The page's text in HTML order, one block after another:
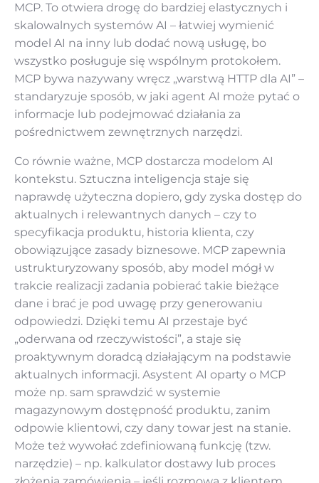
MCP. To otwiera drogę do bardziej elastycznych i
skalowalnych systemów AI – łatwiej wymienić
model AI na inny lub dodać nową usługę, bo
wszystko posługuje się wspólnym protokołem.
MCP bywa nazywany wręcz „warstwą HTTP dla AI” –
standaryzuje sposób, w jaki agent AI może pytać o
informacje lub podejmować działania za
pośrednictwem zewnętrznych narzędzi.
Co równie ważne, MCP dostarcza modelom AI
kontekstu. Sztuczna inteligencja staje się
naprawdę użyteczna dopiero, gdy zyska dostęp do
aktualnych i relewantnych danych – czy to
specyfikacja produktu, historia klienta, czy
obowiązujące zasady biznesowe. MCP zapewnia
ustrukturyzowany sposób, aby model mógł w
trakcie realizacji zadania pobierać takie bieżące
dane i brać je pod uwagę przy generowaniu
odpowiedzi. Dzięki temu AI przestaje być
„oderwana od rzeczywistości”, a staje się
proaktywnym doradcą działającym na podstawie
aktualnych informacji. Asystent AI oparty o MCP
może np. sam sprawdzić w systemie
magazynowym dostępność produktu, zanim
odpowie klientowi, czy dany towar jest na stanie.
Może też wywołać zdefiniowaną funkcję (tzw.
narzędzie) – np. kalkulator dostawy lub proces